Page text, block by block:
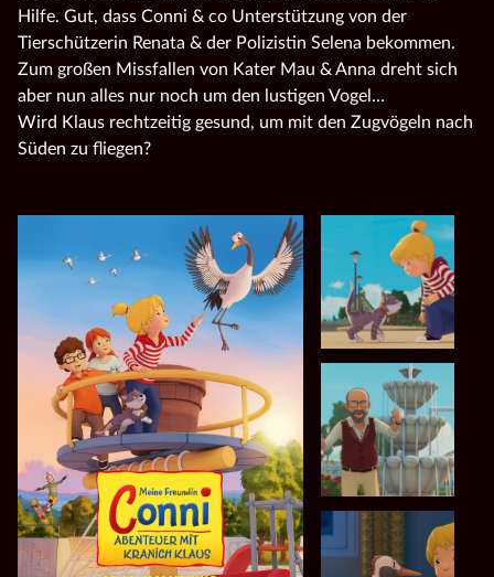
Hilfe. Gut, dass Conni & co Unterstützung von der
Tierschützerin Renata & der Polizistin Selena bekommen.
Zum großen Missfallen von Kater Mau & Anna dreht sich
aber nun alles nur noch um den lustigen Vogel…
Wird Klaus rechtzeitig gesund, um mit den Zugvögeln nach
Süden zu fliegen?